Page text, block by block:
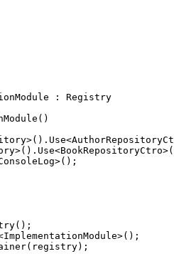
: Registry